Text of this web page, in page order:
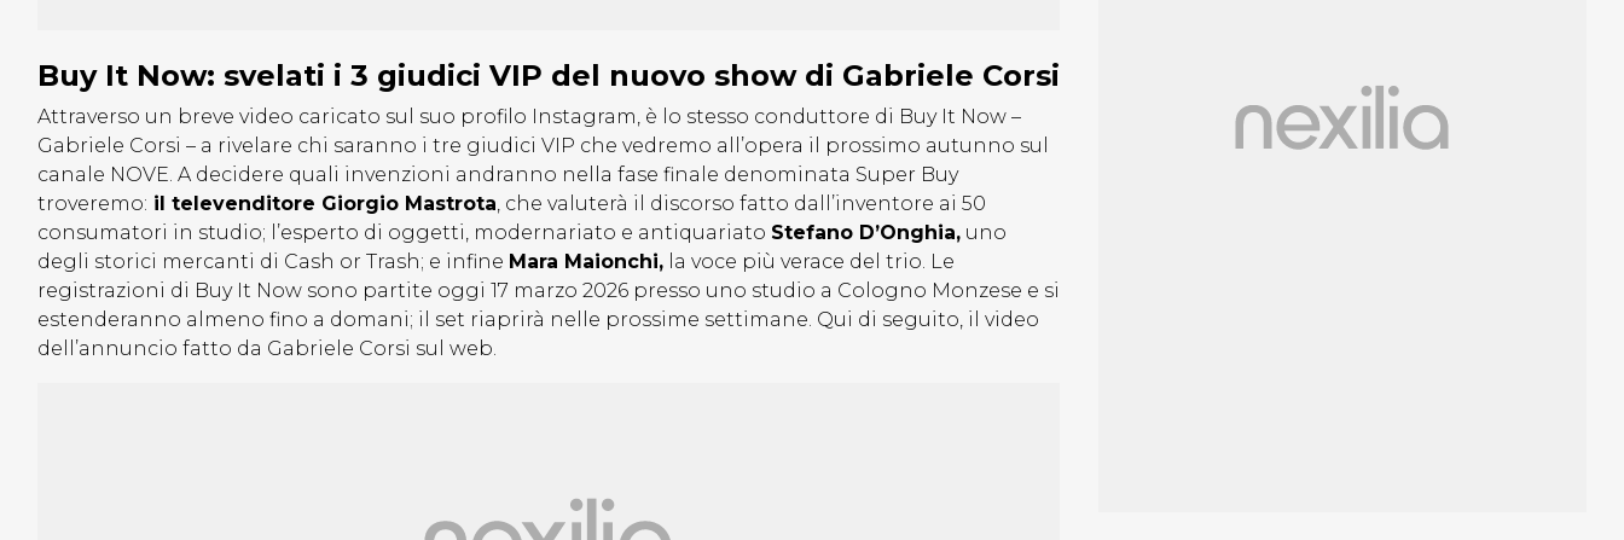
Buy It Now: svelati i 3 giudici VIP del nuovo show di Gabriele Corsi
Attraverso un breve video caricato sul suo profilo Instagram, è lo stesso conduttore di Buy It Now –
Gabriele Corsi – a rivelare chi saranno i tre giudici VIP che vedremo all’opera il prossimo autunno sul
canale NOVE. A decidere quali invenzioni andranno nella fase finale denominata Super Buy
troveremo: il televenditore Giorgio Mastrota , che valuterà il discorso fatto dall’inventore ai 50
consumatori in studio; l’esperto di oggetti, modernariato e antiquariato Stefano D’Onghia, uno
degli storici mercanti di Cash or Trash; e infine Mara Maionchi, la voce più verace del trio. Le
registrazioni di Buy It Now sono partite oggi 17 marzo 2026 presso uno studio a Cologno Monzese e si
estenderanno almeno fino a domani; il set riaprirà nelle prossime settimane. Qui di seguito, il video
dell’annuncio fatto da Gabriele Corsi sul web.